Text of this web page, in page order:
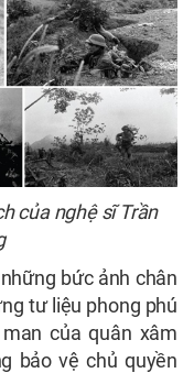
của nghệ sĩ Trần
bức ảnh chân
tư liệu phong phú
của quân xâm
bảo vệ chủ quyền